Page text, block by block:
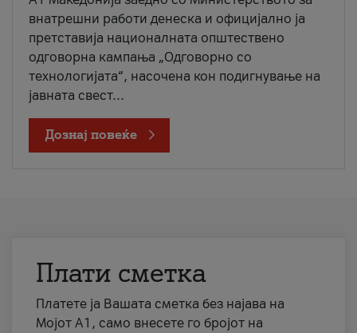
внатрешни работи денеска и официјално ја
претставија националната општествено
одговорна кампања „Одговорно со
технологијата“, насочена кон подигнување на
јавната свест...
Дознај повеќе
Плати сметка
Платете ја Вашата сметка без најава на
Мојот А1, само внесете го бројот на